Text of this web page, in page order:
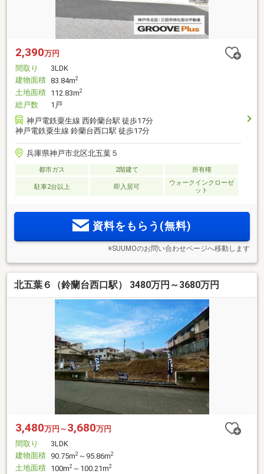
2,390万円
間取り
3LDK
建物面積 83.84m2
土地面積 112.83m2
総戸数
1戸
神戸電鉄粟生線 西鈴蘭台駅 徒歩17分
神戸電鉄粟生線 鈴蘭台西口駅 徒歩17分
兵庫県神戸市北区北五葉５
都市ガス 2階建て 所有権
駐車2台以上 即入居可
ウォークインクローゼ
ット
資料をもらう(無料)
※SUUMOのお問い合わせページへ移動します
北五葉６（鈴蘭台西口駅） 3480万円～3680万円
3,480万円～ 3,680万円
間取り
3LDK
建物面積 90.75m2 ～95.86m2
土地面積 100m2 ～100.21m2